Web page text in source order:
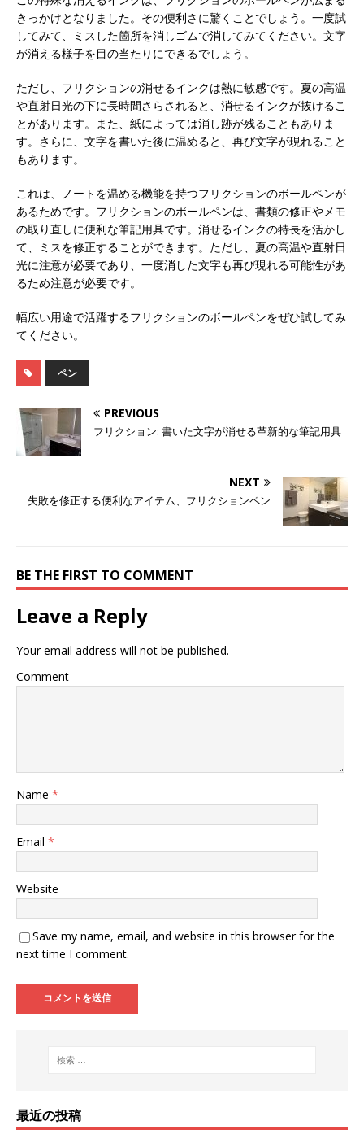
きっかけとなりました。その便利さに驚くことでしょう。一度試
してみて、ミスした箇所を消しゴムで消してみてください。文字
が消える様子を目の当たりにできるでしょう。
ただし、フリクションの消せるインクは熱に敏感です。夏の高温
や直射日光の下に長時間さらされると、消せるインクが抜けるこ
とがあります。また、紙によっては消し跡が残ることもありま
す。さらに、文字を書いた後に温めると、再び文字が現れること
もあります。
これは、ノートを温める機能を持つフリクションのボールペンが
あるためです。フリクションのボールペンは、書類の修正やメモ
の取り直しに便利な筆記用具です。消せるインクの特長を活かし
て、ミスを修正することができます。ただし、夏の高温や直射日
光に注意が必要であり、一度消した文字も再び現れる可能性があ
るため注意が必要です。
幅広い用途で活躍するフリクションのボールペンをぜひ試してみ
てください。
ペン
PREVIOUS
フリクション: 書いた文字が消せる革新的な筆記用具
NEXT
失敗を修正する便利なアイテム、フリクションペン
BE THE FIRST TO COMMENT
Leave a Reply
Your email address will not be published.
Comment
Name *
Email *
Website
Save my name, email, and website in this browser for the
next time I comment.
最近の投稿